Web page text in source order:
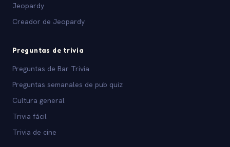
Jeopardy
Creador de Jeopardy
Preguntas de trivia
Preguntas de Bar Trivia
Preguntas semanales de pub quiz
Cultura general
Trivia fácil
Trivia de cine